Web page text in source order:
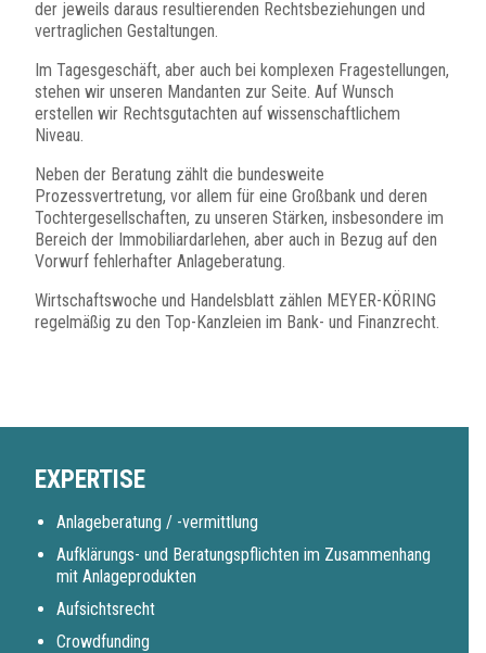
der jeweils daraus resultierenden Rechtsbeziehungen und
vertraglichen Gestaltungen.
Im Tagesgeschäft, aber auch bei komplexen Fragestellungen,
stehen wir unseren Mandanten zur Seite. Auf Wunsch
erstellen wir Rechtsgutachten auf wissenschaftlichem
Niveau.
Neben der Beratung zählt die bundesweite
Prozessvertretung, vor allem für eine Großbank und deren
Tochtergesellschaften, zu unseren Stärken, insbesondere im
Bereich der Immobiliardarlehen, aber auch in Bezug auf den
Vorwurf fehlerhafter Anlageberatung.
Wirtschaftswoche und Handelsblatt zählen MEYER-KÖRING
regelmäßig zu den Top-Kanzleien im Bank- und Finanzrecht.
EXPERTISE
Anlageberatung / -vermittlung
Aufklärungs- und Beratungspflichten im Zusammenhang
mit Anlageprodukten
Aufsichtsrecht
Crowdfunding